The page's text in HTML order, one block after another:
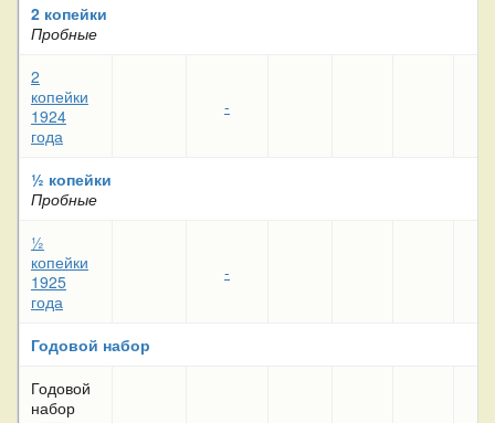
2 копейки
Пробные
2
копейки
1924
года
-
½ копейки
Пробные
½
копейки
1925
года
-
Годовой набор
Годовой
набор